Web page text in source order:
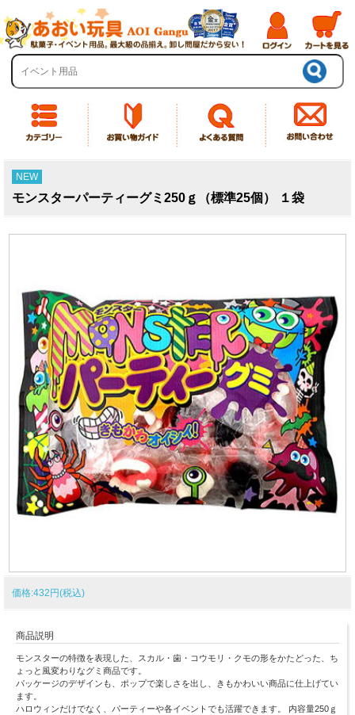
NEW
モンスターパーティーグミ250ｇ（標準25個） １袋
価格:432円(税込)
商品説明
モンスターの特徴を表現した、スカル・歯・コウモリ・クモの形をかたどった、ち
ょっと風変わりなグミ商品です。
パッケージのデザインも、ポップで楽しさを出し、きもかわいい商品に仕上げてい
ます。
ハロウィンだけでなく、パーティーや各イベントでも活躍できます。 内容量250ｇ